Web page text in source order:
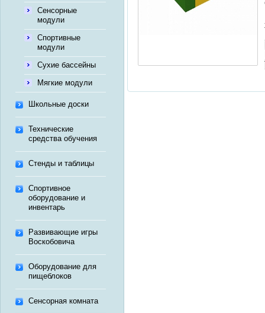
Сенсорные
модули
Спортивные
модули
Сухие бассейны
Мягкие модули
Школьные доски
Технические
средства обучения
Стенды и таблицы
Спортивное
оборудование и
инвентарь
Развивающие игры
Воскобовича
Оборудование для
пищеблоков
Сенсорная комната